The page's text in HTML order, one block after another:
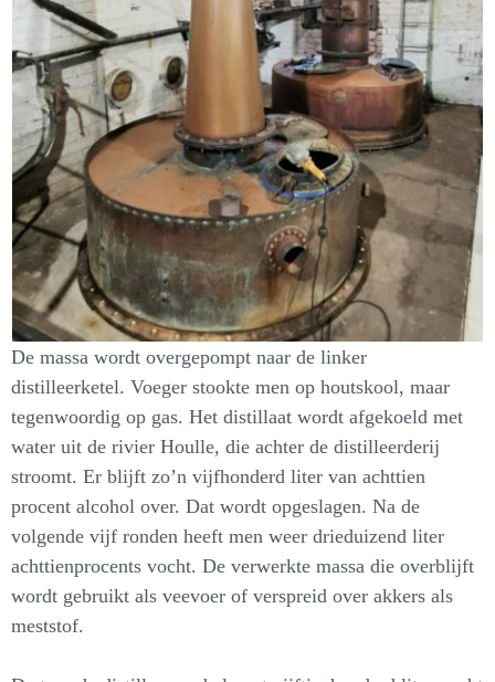
De massa wordt overgepompt naar de linker
distilleerketel. Voeger stookte men op houtskool, maar
tegenwoordig op gas. Het distillaat wordt afgekoeld met
water uit de rivier Houlle, die achter de distilleerderij
stroomt. Er blijft zo’n vijfhonderd liter van achttien
procent alcohol over. Dat wordt opgeslagen. Na de
volgende vijf ronden heeft men weer drieduizend liter
achttienprocents vocht. De verwerkte massa die overblijft
wordt gebruikt als veevoer of verspreid over akkers als
meststof.